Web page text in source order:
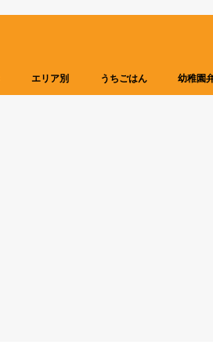
エリア別 うちごはん 幼稚園